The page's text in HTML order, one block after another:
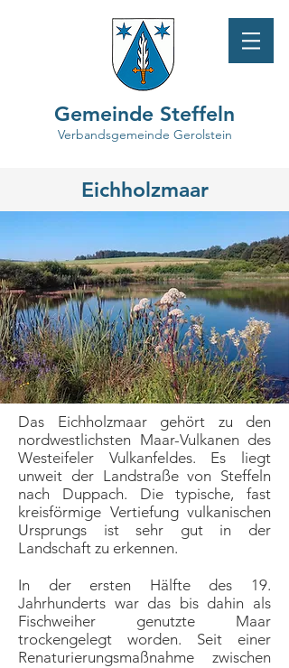
Gemeinde Steffeln
Verbandsgemeinde Gerolstein
Eichholzmaar
Das Eichholzmaar gehört zu den
nordwestlichsten Maar-Vulkanen des
Westeifeler Vulkanfeldes. Es liegt
unweit der Landstraße von Steffeln
nach Duppach. Die typische, fast
kreisförmige Vertiefung vulkanischen
Ursprungs ist sehr gut in der
Landschaft zu erkennen.
In der ersten Hälfte des 19.
Jahrhunderts war das bis dahin als
Fischweiher genutzte Maar
trockengelegt worden. Seit einer
Renaturierungsmaßnahme zwischen